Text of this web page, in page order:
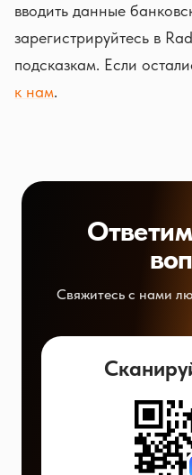
вводить данные
зарегистрируйтесь в
подсказкам. Если
к нам.
Свяжитесь с нами